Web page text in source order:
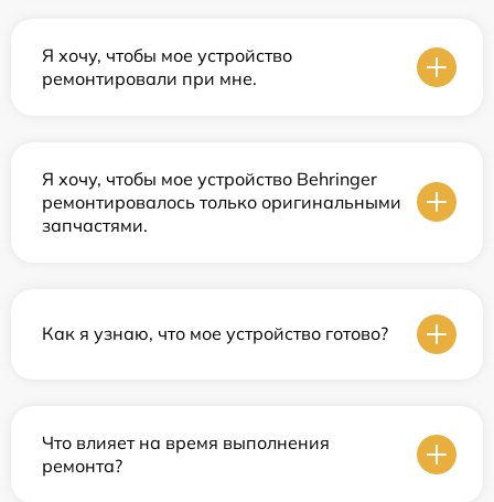
Я хочу, чтобы мое устройство
ремонтировали при мне.
Я хочу, чтобы мое устройство Behringer
ремонтировалось только оригинальными
запчастями.
Как я узнаю, что мое устройство готово?
Что влияет на время выполнения
ремонта?